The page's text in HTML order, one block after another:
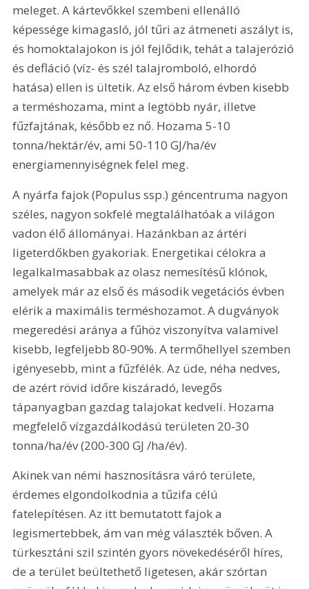
meleget. A kártevőkkel szembeni ellenálló
képessége kimagasló, jól tűri az átmeneti aszályt is,
és homoktalajokon is jól fejlődik, tehát a talajerózió
és defláció (víz- és szél talajromboló, elhordó
hatása) ellen is ültetik. Az első három évben kisebb
a terméshozama, mint a legtöbb nyár, illetve
fűzfajtának, később ez nő. Hozama 5-10
tonna/hektár/év, ami 50-110 GJ/ha/év
energiamennyiségnek felel meg.
A nyárfa fajok (Populus ssp.) géncentruma nagyon
széles, nagyon sokfelé megtalálhatóak a világon
vadon élő állományai. Hazánkban az ártéri
ligeterdőkben gyakoriak. Energetikai célokra a
legalkalmasabbak az olasz nemesíté­sű klónok,
amelyek már az első és második vegetációs évben
elérik a maximális terméshozamot. A dugványok
megeredési aránya a fűhöz viszonyítva valamivel
kisebb, legfeljebb 80-90%. A termőhellyel szemben
igényesebb, mint a fűzfélék. Az üde, néha nedves,
de azért rövid időre kiszáradó, levegős
tápanyagban gazdag talajokat kedveli. Hozama
megfelelő vízgazdálkodású területen 20-30
tonna/ha/év (200-300 GJ /ha/év).
Akinek van némi hasznosításra váró területe,
érdemes elgondolkodnia a tűzifa célú
fatelepítésen. Az itt bemutatott fajok a
legismertebbek, ám van még választék bőven. A
türkesztáni szil szintén gyors növekedéséről híres,
de a terület beültethető ligetesen, akár szórtan